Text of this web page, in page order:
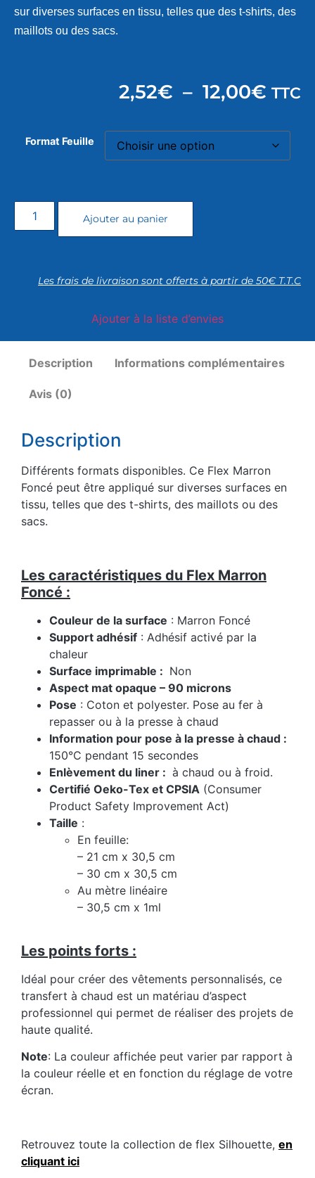
sur diverses surfaces en tissu, telles que des t-shirts, des
maillots ou des sacs.
2,52€ – 12,00€ TTC
Format Feuille
Ajouter au panier
Les frais de livraison sont offerts à partir de 50€ T.T.C
Ajouter à la liste d’envies
Description Informations complémentaires
Avis (0)
Description
Différents formats disponibles. Ce Flex Marron
Foncé peut être appliqué sur diverses surfaces en
tissu, telles que des t-shirts, des maillots ou des
sacs.
Les caractéristiques du Flex Marron
Foncé :
Couleur de la surface : Marron Foncé
Support adhésif : Adhésif activé par la
chaleur
Surface imprimable : Non
Aspect mat opaque – 90 microns
Pose : Coton et polyester. Pose au fer à
repasser ou à la presse à chaud
Information pour pose à la presse à chaud :
150°C pendant 15 secondes
Enlèvement du liner : à chaud ou à froid.
Certifié Oeko-Tex et CPSIA (Consumer
Product Safety Improvement Act)
Taille :
En feuille:
– 21 cm x 30,5 cm
– 30 cm x 30,5 cm
Au mètre linéaire
– 30,5 cm x 1ml
Les points forts :
Idéal pour créer des vêtements personnalisés, ce
transfert à chaud est un matériau d’aspect
professionnel qui permet de réaliser des projets de
haute qualité.
Note: La couleur affichée peut varier par rapport à
la couleur réelle et en fonction du réglage de votre
écran.
Retrouvez toute la collection de flex Silhouette, en
cliquant ici